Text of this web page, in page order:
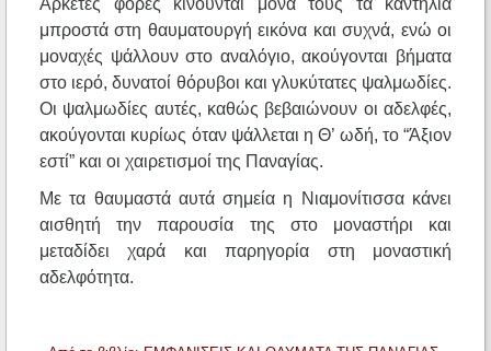
Αρκετές φορές κινούνται μόνα τους τα καντήλια
μπροστά στη θαυματουργή εικόνα και συχνά, ενώ οι
μοναχές ψάλλουν στο αναλόγιο, ακούγονται βήματα
στο ιερό, δυνατοί θόρυβοι και γλυκύτατες ψαλμωδίες.
Οι ψαλμωδίες αυτές, καθώς βεβαιώνουν οι αδελφές,
ακούγονται κυρίως όταν ψάλλεται η Θ’ ωδή, το “Άξιον
εστί” και οι χαιρετισμοί της Παναγίας.
Με τα θαυμαστά αυτά σημεία η Νιαμονίτισσα κάνει
αισθητή την παρουσία της στο μοναστήρι και
μεταδίδει χαρά και παρηγορία στη μοναστική
αδελφότητα.